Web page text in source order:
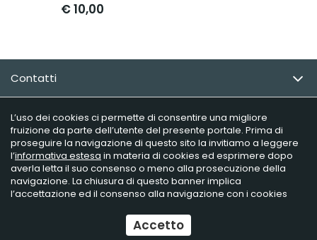
€ 10,00
Contatti
Email Newsletter
Info utili
Raffaelli Editore - P.iva 02181230406
Ecommerce by Daisuke
L’uso dei cookies ci permette di consentire una migliore
fruizione da parte dell’utente del presente portale. Prima di
proseguire la navigazione di questo sito la invitiamo a leggere
l’informativa estesa in materia di cookies ed esprimere dopo
averla letta il suo consenso o meno alla prosecuzione della
navigazione. La chiusura di questo banner implica
l’accettazione ed il consenso alla navigazione con i cookies
Accetto